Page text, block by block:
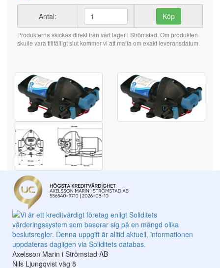
Antal: Köp
Produkterna skickas direkt från vårt lager i Strömstad. Om produkten
skulle vara tillfälligt slut kommer vi att maila om exakt leveransdatum.
Axelsson Marin i Strömstad AB
Nils Ljungqvist väg 8